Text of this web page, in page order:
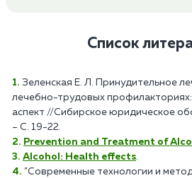
Список
Зеленская Е. Л. Принудительное
лечебно-трудовых
аспект //Сибирское юридическое
– С. 19-22.
Prevention and Treatment of
Alcohol: Health effects.
"Современные технологии и